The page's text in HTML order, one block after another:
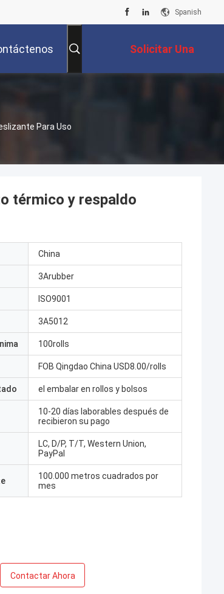
Spanish
Solicitar Una
Cotización
Para Uso
térmico y respaldo
China
3Arubber
ISO9001
3A5012
100rolls
FOB Qingdao China USD8.00/rolls
el embalar en rollos y bolsos
10-20 días laborables después de
recibieron su pago
LC, D/P, T/T, Western Union,
PayPal
100.000 metros cuadrados por
mes
Contactar Ahora